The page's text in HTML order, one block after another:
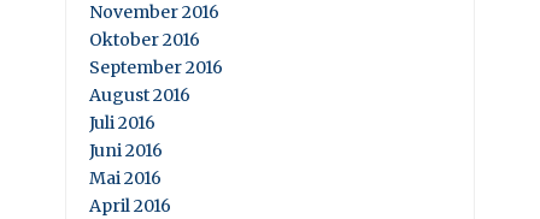
November 2016
Oktober 2016
September 2016
August 2016
Juli 2016
Juni 2016
Mai 2016
April 2016